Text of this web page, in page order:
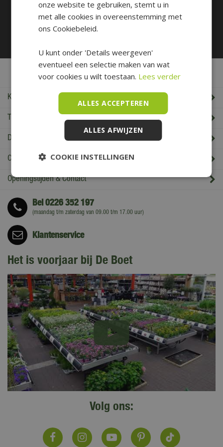
Betaal makkelijk en veilig
De Boet Service
Klantenservice
Tuincentrum De Boet
De Boet klantenkaart
Cadeaukaart saldo check
Openingstijden & Contact
Bel0226 352 197
(maandag t/m zaterdag van 09.00 t/m 17.00 uur)
Klantenservice
Het is voorjaar bij De Boet
Volg ons:
onze website te gebruiken, stemt u in
met alle cookies in overeenstemming met
ons Cookiebeleid.
U kunt onder 'Details weergeven'
eventueel een selectie maken van wat
voor cookies u wilt toestaan. Lees verder
ALLES ACCEPTEREN
ALLES AFWIJZEN
COOKIE INSTELLINGEN